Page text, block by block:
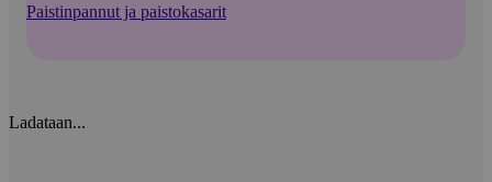
Paistinpannut ja paistokasarit
Ladataan...